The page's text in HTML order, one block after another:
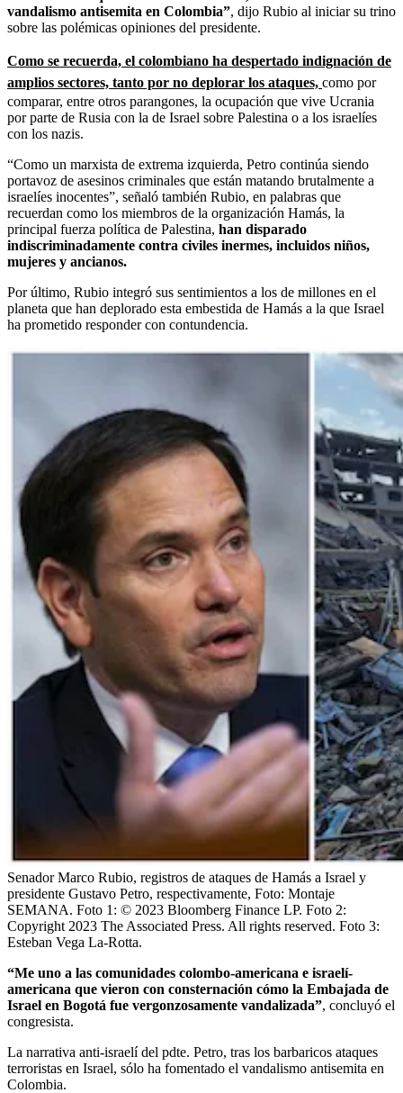
vandalismo antisemita en Colombia”, dijo Rubio al iniciar su trino
sobre las polémicas opiniones del presidente.
Como se recuerda, el colombiano ha despertado indignación de
amplios sectores, tanto por no deplorar los ataques, como por
comparar, entre otros parangones, la ocupación que vive Ucrania
por parte de Rusia con la de Israel sobre Palestina o a los israelíes
con los nazis.
“Como un marxista de extrema izquierda, Petro continúa siendo
portavoz de asesinos criminales que están matando brutalmente a
israelíes inocentes”, señaló también Rubio, en palabras que
recuerdan como los miembros de la organización Hamás, la
principal fuerza política de Palestina, han disparado
indiscriminadamente contra civiles inermes, incluidos niños,
mujeres y ancianos.
Por último, Rubio integró sus sentimientos a los de millones en el
planeta que han deplorado esta embestida de Hamás a la que Israel
ha prometido responder con contundencia.
Senador Marco Rubio, registros de ataques de Hamás a Israel y
presidente Gustavo Petro, respectivamente, Foto: Montaje
SEMANA. Foto 1: © 2023 Bloomberg Finance LP. Foto 2:
Copyright 2023 The Associated Press. All rights reserved. Foto 3:
Esteban Vega La-Rotta.
“Me uno a las comunidades colombo-americana e israelí-
americana que vieron con consternación cómo la Embajada de
Israel en Bogotá fue vergonzosamente vandalizada”, concluyó el
congresista.
La narrativa anti-israelí del pdte. Petro, tras los barbaricos ataques
terroristas en Israel, sólo ha fomentado el vandalismo antisemita en
Colombia.